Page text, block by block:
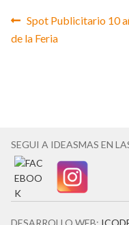
Navegación
Anterior:
Spot Publicitario 10
de la Feria
SEGUI A IDEASMAS EN
DESARROLLO WEB: